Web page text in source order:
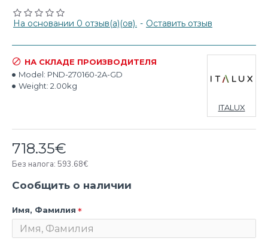
На основании 0 отзыв(а)(ов). - Оставить отзыв
718.35€
Без налога: 593.68€
НА СКЛАДЕ ПРОИЗВОДИТЕЛЯ
Model: PND-270160-2A-GD
Weight: 2.00kg
ITALUX
Сообщить о наличии
Имя, Фамилия